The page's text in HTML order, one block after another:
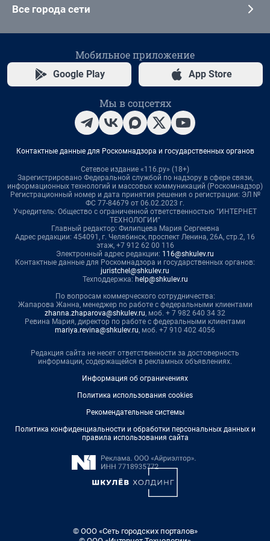
Все города сети
Мобильное приложение
Google Play App Store
Мы в соцсетях
Контактные данные для Роскомнадзора и государственных органов
Сетевое издание «116.ру» (18+)
Зарегистрировано Федеральной службой по надзору в сфере связи,
информационных технологий и массовых коммуникаций (Роскомнадзор)
Регистрационный номер и дата принятия решения о регистрации: ЭЛ №
ФС 77-84679 от 06.02.2023 г.
Учредитель: Общество с ограниченной ответственностью "ИНТЕРНЕТ
ТЕХНОЛОГИИ"
Главный редактор: Филипцева Мария Сергеевна
Адрес редакции: 454091, г. Челябинск, проспект Ленина, 26А, стр.2, 16
этаж, +7 912 62 00 116
Электронный адрес редакции: 116@shkulev.ru
Контактные данные для Роскомнадзора и государственных органов:
juristchel@shkulev.ru
Техподдержка: help@shkulev.ru
По вопросам коммерческого сотрудничества:
Жапарова Жанна, менеджер по работе с федеральными клиентами
zhanna.zhaparova@shkulev.ru, моб. + 7 982 640 34 32
Ревина Мария, директор по работе с федеральными клиентами
mariya.revina@shkulev.ru, моб. +7 910 402 4056
Редакция сайта не несет ответственности за достоверность
информации, содержащейся в рекламных объявлениях.
Информация об ограничениях
Политика использования cookies
Рекомендательные системы
Политика конфиденциальности и обработки персональных данных и
правила использования сайта
© ООО «Сеть городских порталов»